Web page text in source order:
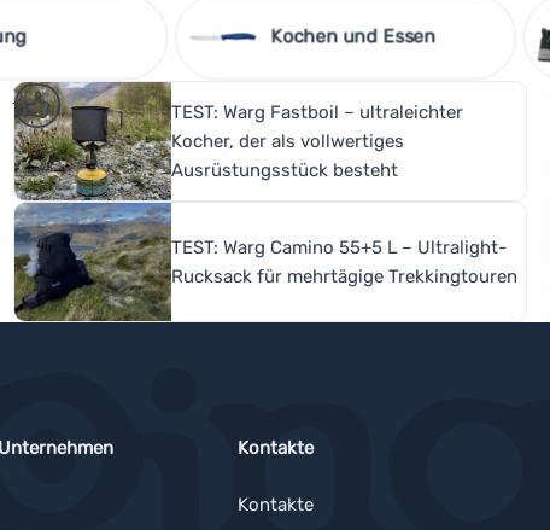
Kochen und Essen
Testlabor
Interessiert Sie, was wirklich funktioniert? Werfen Sie einen
Blick auf unsere Ausrüstungstests im Terrain.
TEST: Warg Fastboil – ultraleichter
Kocher, der als vollwertiges
Ausrüstungsstück besteht
TEST: Warg Camino 55+5 L – Ultralight-
Rucksack für mehrtägige Trekkingtouren
Mehr anzeigen
Kontakte
Kontakte